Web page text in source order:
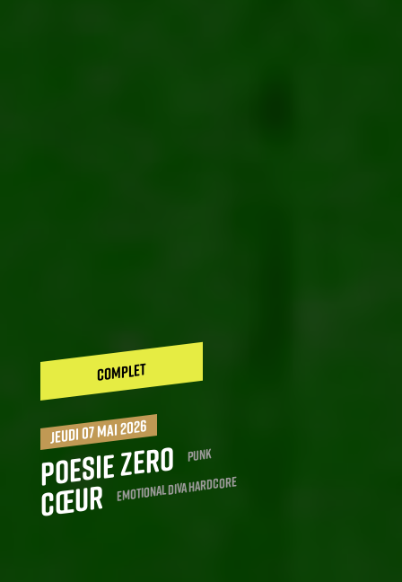
COMPLET
jeudi 07 mai 2026
Poesie Zero Punk
Cœur emotional diva hardcore